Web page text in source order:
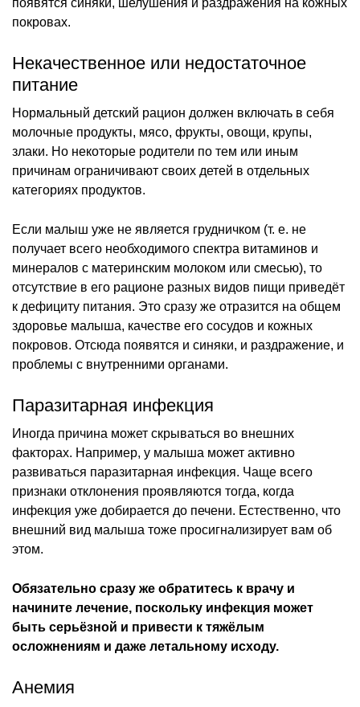
покровах.
Некачественное или недостаточное
питание
Нормальный детский рацион должен включать в себя
молочные продукты, мясо, фрукты, овощи, крупы,
злаки. Но некоторые родители по тем или иным
причинам ограничивают своих детей в отдельных
категориях продуктов.
Если малыш уже не является грудничком (т. е. не
получает всего необходимого спектра витаминов и
минералов с материнским молоком или смесью), то
отсутствие в его рационе разных видов пищи приведёт
к дефициту питания. Это сразу же отразится на общем
здоровье малыша, качестве его сосудов и кожных
покровов. Отсюда появятся и синяки, и раздражение, и
проблемы с внутренними органами.
Паразитарная инфекция
Иногда причина может скрываться во внешних
факторах. Например, у малыша может активно
развиваться паразитарная инфекция. Чаще всего
признаки отклонения проявляются тогда, когда
инфекция уже добирается до печени. Естественно, что
внешний вид малыша тоже просигнализирует вам об
этом.
Обязательно сразу же обратитесь к врачу и
начините лечение, поскольку инфекция может
быть серьёзной и привести к тяжёлым
осложнениям и даже летальному исходу.
Анемия